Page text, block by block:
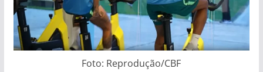
Foto: Reprodução/CBF